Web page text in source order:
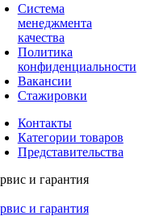
Система
менеджмента
качества
Политика
конфиденциальности
Вакансии
Стажировки
Контакты
Категории товаров
Представительства
и гарантия
и гарантия